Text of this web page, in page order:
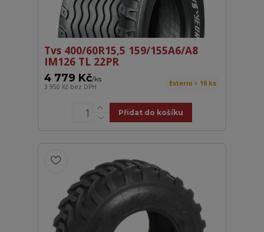
Tvs 400/60R15,5 159/155A6/A8
IM126 TL 22PR
4 779 Kč/ks
3 950 Kč bez DPH Externí > 10 ks
Přidat do košíku